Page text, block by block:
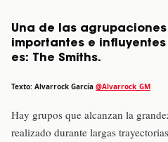
Una de las
importantes e
es: The Smiths.
Texto: Alvarrock García @Alvarrock_GM
Hay grupos que alcanzan la
realizado durante largas